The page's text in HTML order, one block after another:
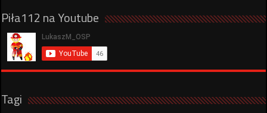
Piła112 na Youtube
Tagi